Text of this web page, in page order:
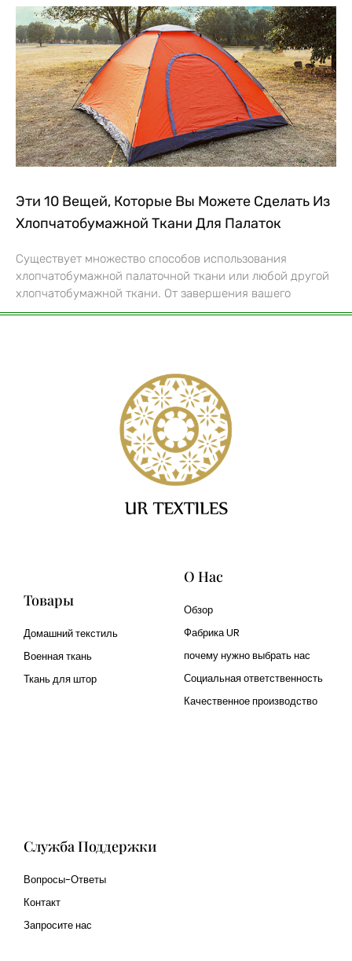
Эти 10 Вещей, Которые Вы Можете Сделать Из
Хлопчатобумажной Ткани Для Палаток
Существует множество способов использования
хлопчатобумажной палаточной ткани или любой другой
хлопчатобумажной ткани. От завершения вашего
Товары
Домашний текстиль
Военная ткань
Ткань для штор
О Нас
Обзор
Фабрика UR
почему нужно выбрать нас
Социальная ответственность
Качественное производство
Служба Поддержки
Вопросы-Ответы
Контакт
Запросите нас